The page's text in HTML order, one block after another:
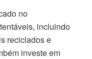
no
incluindo
reciclados e
investe em